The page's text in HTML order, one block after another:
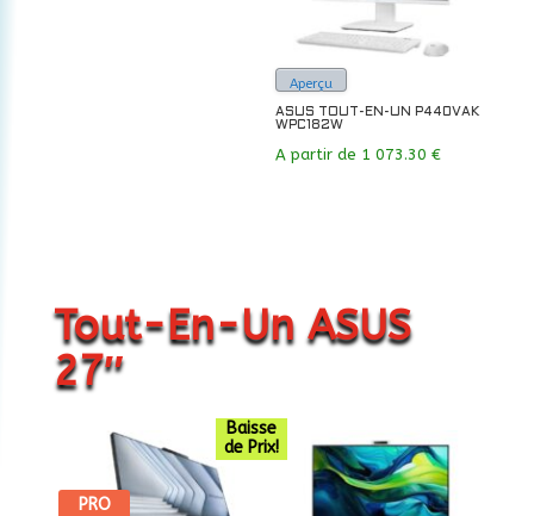
Aperçu
ASUS TOUT-EN-UN P440VAK
WPC182W
A partir de 1 073.30€
Tout-En-Un ASUS
27″
PRO
Baisse
de Prix!